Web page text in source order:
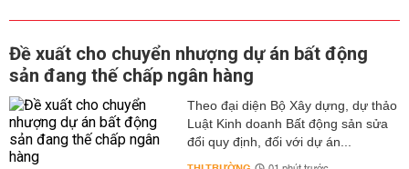
Đề xuất cho chuyển nhượng dự án bất động
sản đang thế chấp ngân hàng
Theo đại diện Bộ Xây dựng, dự thảo
Luật Kinh doanh Bất động sản sửa
đổi quy định, đối với dự án...